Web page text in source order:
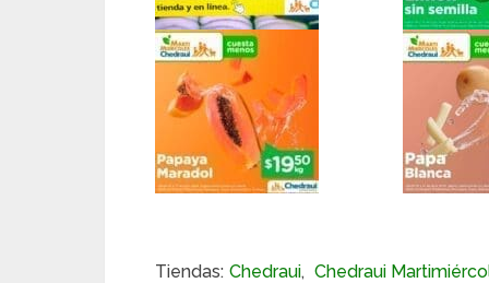
Tiendas: Chedraui, Chedraui